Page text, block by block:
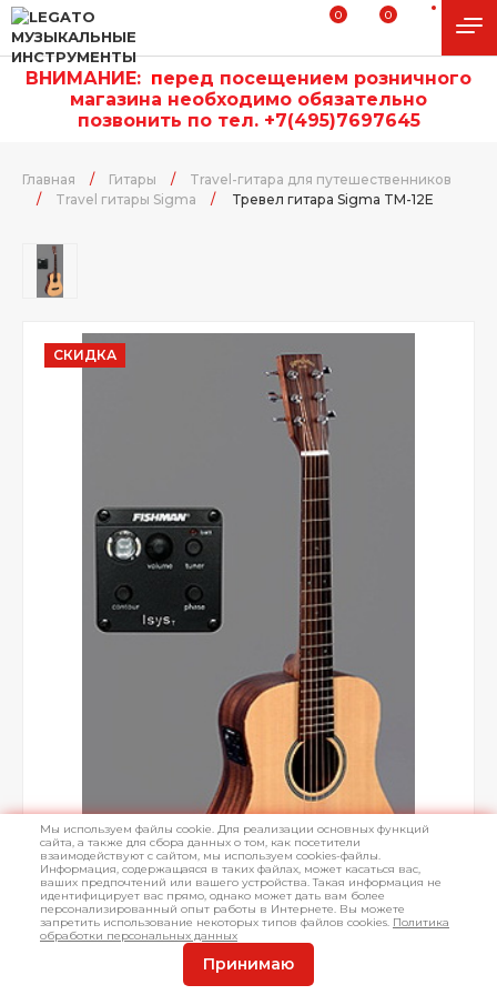
0 0
ВНИМАНИЕ: перед посещением розничного
магазина необходимо обязательно
позвонить по тел. +7(495)7697645
Главная / Гитары /
Travel-гитара для путешественников
/
Travel гитары Sigma / Тревел гитара Sigma TM-12E
СКИДКА
Мы используем файлы cookie. Для реализации основных функций
сайта, а также для сбора данных о том, как посетители
взаимодействуют с сайтом, мы используем cookies-файлы.
Информация, содержащаяся в таких файлах, может касаться вас,
ваших предпочтений или вашего устройства. Такая информация не
идентифицирует вас прямо, однако может дать вам более
персонализированный опыт работы в Интернете. Вы можете
запретить использование некоторых типов файлов cookies. Политика
обработки персональных данных
Принимаю